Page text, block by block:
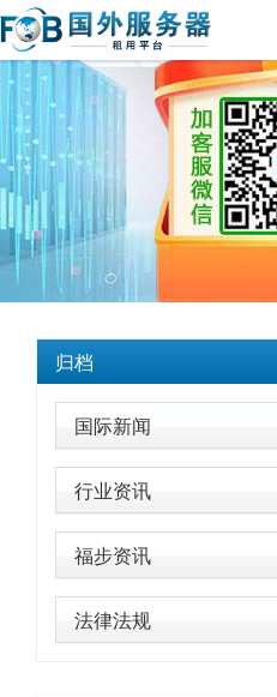
归档
国际新闻
行业资讯
福步资讯
法律法规